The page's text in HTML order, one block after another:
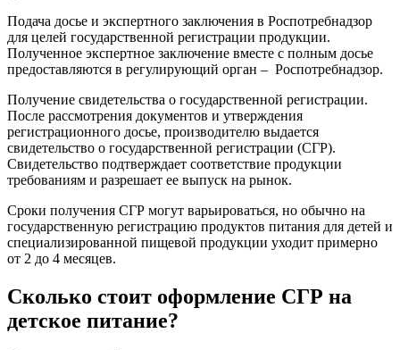
Подача досье и экспертного заключения в Роспотребнадзор
для целей государственной регистрации продукции.
Полученное экспертное заключение вместе с полным досье
предоставляются в регулирующий орган – Роспотребнадзор.
Получение свидетельства о государственной регистрации.
После рассмотрения документов и утверждения
регистрационного досье, производителю выдается
свидетельство о государственной регистрации (СГР).
Свидетельство подтверждает соответствие продукции
требованиям и разрешает ее выпуск на рынок.
Сроки получения СГР могут варьироваться, но обычно на
государственную регистрацию продуктов питания для детей и
специализированной пищевой продукции уходит примерно
от 2 до 4 месяцев.
Сколько стоит оформление СГР на
детское питание?